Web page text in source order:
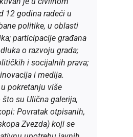
12 godina radeći u
politike, u oblasti
participacije građana
o razvoju grada;
i socijalnih prava;
i medija.
pokretanju više
su Ulična galerija,
Povratak otpisanih,
Zvezda) koji se